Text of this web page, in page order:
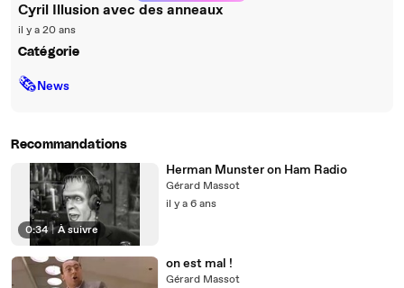
Cyril Illusion avec des anneaux
il y a 20 ans
Catégorie
🗞News
Recommandations
0:34 | À suivre
Herman Munster on Ham Radio
Gérard Massot
il y a 6 ans
on est mal !
Gérard Massot